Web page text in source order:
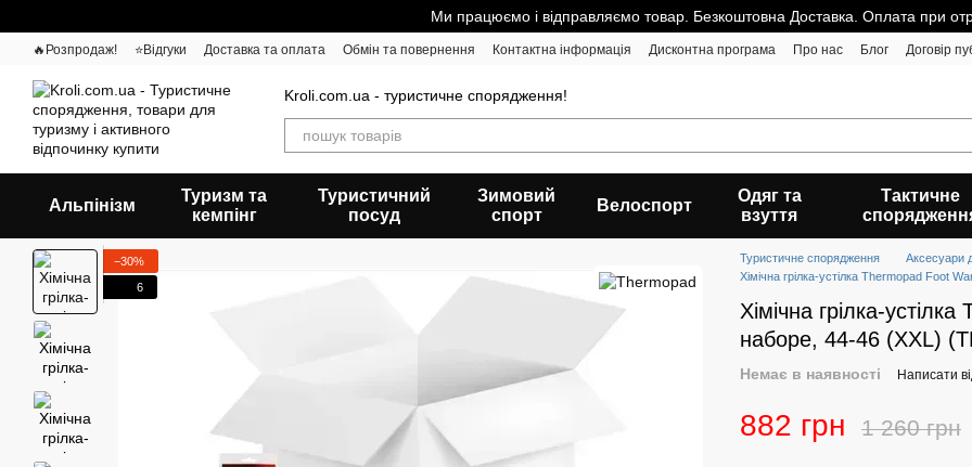
Ми працюємо і відправляємо товар. Безкоштовна Доставка. Оплата при
🔥Розпродаж! ⭐Відгуки Доставка та оплата Обмін та повернення Контактна інформація Дисконтна програма Про нас Блог Договір
Kroli.com.ua - туристичне спорядження!
Альпінізм
Туризм та
кемпінг
Туристичний
посуд
Зимовий
спорт
Велоспорт
Одяг та
взуття
Тактичне
−30%
6
Туристичне спорядження Аксесуари
Хімічна грілка-устілка Thermopad Foot
Хімічна грілка-
наборе, 44-46 (XXL)
Немає в наявності Написати
882 грн 1 260 грн